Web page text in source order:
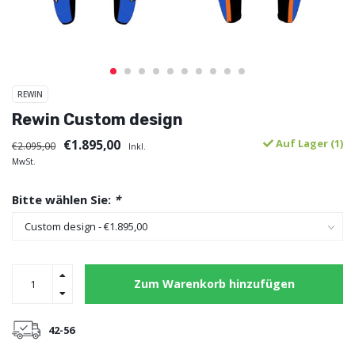
REWIN
Rewin Custom design
€2.095,00 €1.895,00
Inkl.
MwSt.
Auf Lager (1)
Bitte wählen Sie: *
Zum Warenkorb hinzufügen
42-56